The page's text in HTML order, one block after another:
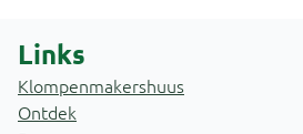
Links
Klompenmakershuus
Ontdek